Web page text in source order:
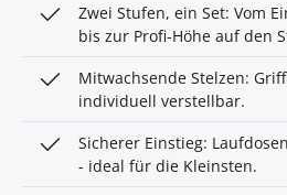
Zwei Stufen, ein Set: Vom
bis zur Profi-Höhe auf den
Mitwachsende Stelzen:
individuell verstellbar.
Sicherer Einstieg:
- ideal für die Kleinsten.